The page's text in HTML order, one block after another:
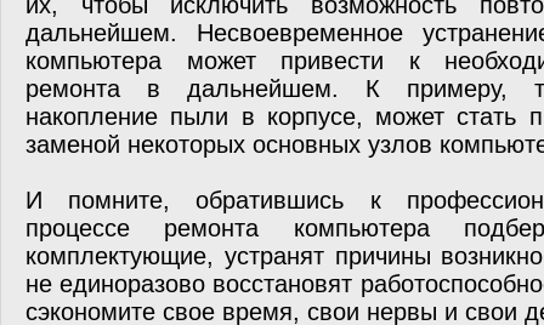
дальнейшем. Несвоевременное
компьютера может привести к
ремонта в дальнейшем. К примеру,
накопление пыли в корпусе, может стать
заменой некоторых основных узлов
И помните, обратившись к
процессе ремонта компьютера
комплектующие, устранят причины
не единоразово восстановят
сэкономите свое время, свои нервы и свои